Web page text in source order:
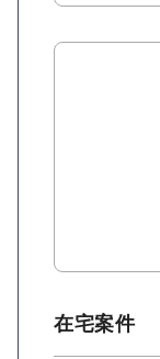
在宅案件